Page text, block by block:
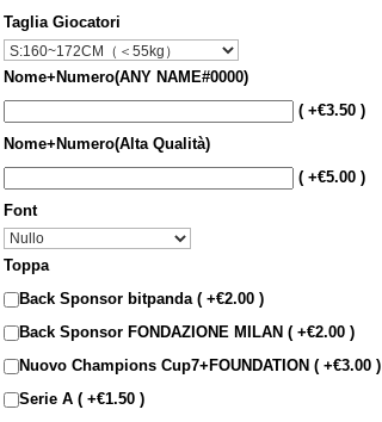
Taglia Giocatori
Nome+Numero(ANY NAME#0000)
( +€3.50 )
Nome+Numero(Alta Qualità)
( +€5.00 )
Font
Toppa
Back Sponsor bitpanda ( +€2.00 )
Back Sponsor FONDAZIONE MILAN ( +€2.00 )
Nuovo Champions Cup7+FOUNDATION ( +€3.00 )
Serie A ( +€1.50 )